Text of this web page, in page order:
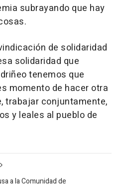
subrayando que hay
de solidaridad
solidaridad que
tenemos que
momento de hacer otra
trabajar conjuntamente,
y leales al pueblo de
a la Comunidad de